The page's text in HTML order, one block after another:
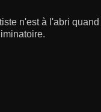
n'est à l'abri